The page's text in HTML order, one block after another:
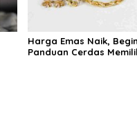
Harga Emas Naik,
Panduan Cerdas